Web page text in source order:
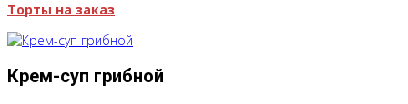
Торты на заказ
Крем-суп грибной